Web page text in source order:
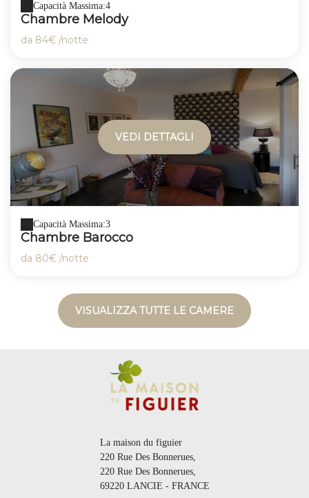
Capacità Massima:4
Chambre Melody
da 84€ /notte
VEDI DETTAGLI
Capacità Massima:3
Chambre Barocco
da 80€ /notte
VISUALIZZA TUTTE LE CAMERE
La maison du figuier
220 Rue Des Bonnerues,
220 Rue Des Bonnerues,
69220 LANCIE - FRANCE